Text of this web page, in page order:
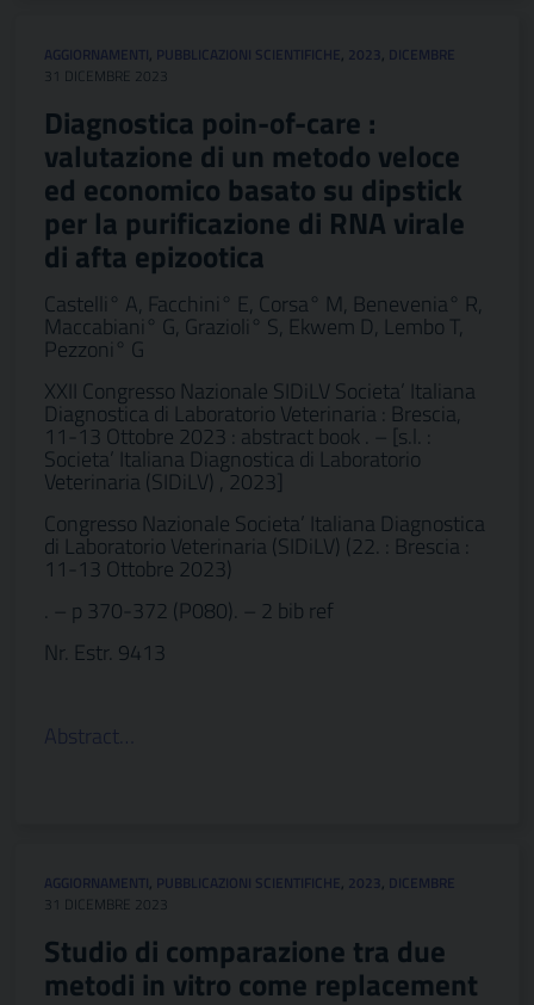
AGGIORNAMENTI, PUBBLICAZIONI SCIENTIFICHE, 2023, DICEMBRE
31 DICEMBRE 2023
Diagnostica poin-of-care :
valutazione di un metodo veloce
ed economico basato su dipstick
per la purificazione di RNA virale
di afta epizootica
Castelli° A, Facchini° E, Corsa° M, Benevenia° R,
Maccabiani° G, Grazioli° S, Ekwem D, Lembo T,
Pezzoni° G
XXII Congresso Nazionale SIDiLV Societa’ Italiana
Diagnostica di Laboratorio Veterinaria : Brescia,
11-13 Ottobre 2023 : abstract book . – [s.l. :
Societa’ Italiana Diagnostica di Laboratorio
Veterinaria (SIDiLV) , 2023]
Congresso Nazionale Societa’ Italiana Diagnostica
di Laboratorio Veterinaria (SIDiLV) (22. : Brescia :
11-13 Ottobre 2023)
. – p 370-372 (P080). – 2 bib ref
Nr. Estr. 9413
Abstract…
AGGIORNAMENTI, PUBBLICAZIONI SCIENTIFICHE, 2023, DICEMBRE
31 DICEMBRE 2023
Studio di comparazione tra due
metodi in vitro come replacement